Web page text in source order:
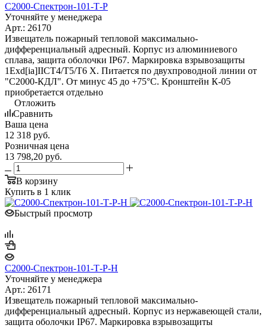
С2000-Спектрон-101-Т-Р
Уточняйте у менеджера
Арт.: 26170
Извещатель пожарный тепловой максимально-
дифференциальный адресный. Корпус из алюминиевого
сплава, защита оболочки IP67. Маркировка взрывозащиты
1Exd[ia]IICT4/Т5/Т6 X. Питается по двухпроводной линии от
"С2000-КДЛ". От минус 45 до +75°C. Кронштейн К-05
приобретается отдельно
Отложить
Сравнить
Ваша цена
12 318 руб.
Розничная цена
13 798,20 руб.
В корзину
Купить в 1 клик
Быстрый просмотр
С2000-Спектрон-101-Т-Р-Н
Уточняйте у менеджера
Арт.: 26171
Извещатель пожарный тепловой максимально-
дифференциальный адресный. Корпус из нержавеющей стали,
защита оболочки IP67. Маркировка взрывозащиты